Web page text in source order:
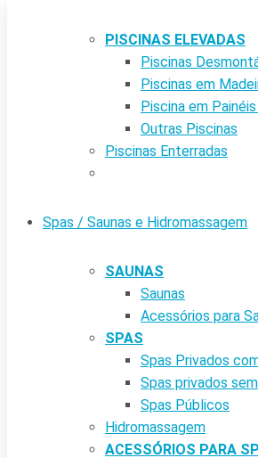
PISCINAS ELEVADAS
Piscinas
Piscinas em
Piscina em
Outras Piscinas
Piscinas Enterradas
Spas / Saunas e Hidromassagem
SAUNAS
Saunas
Acessórios para
SPAS
Spas Privados
Spas privados
Spas Públicos
Hidromassagem
ACESSÓRIOS PARA